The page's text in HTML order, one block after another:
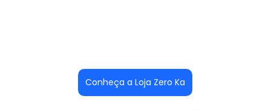
Conheça a Loja Zero Ka